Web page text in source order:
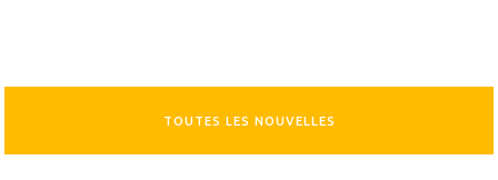
TOUTES LES NOUVELLES